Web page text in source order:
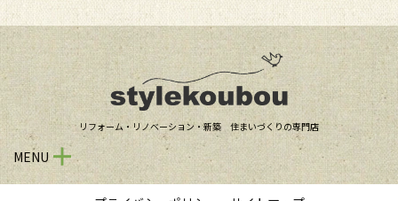
リフォーム・リノベーション・新築 住まいづくりの専門店
MENU